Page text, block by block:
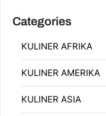
Categories
KULINER AFRIKA
KULINER AMERIKA
KULINER ASIA